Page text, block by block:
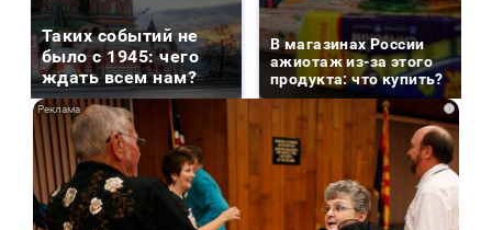
Таких событий не
было с 1945: чего
ждать всем нам?
В магазинах России
ажиотаж из-за этого
продукта: что купить?
i